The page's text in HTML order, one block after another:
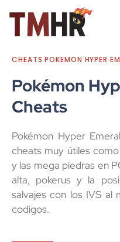
CHEATS POKEMON HYPER
Pokémon
Cheats
Pokémon Hyper
cheats muy útiles
y las mega piedras en
alta, pokerus y la
salvajes con los IVS al
codigos.